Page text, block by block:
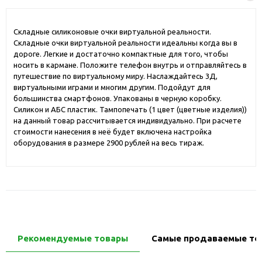
Складные силиконовые очки виртуальной реальности.
Складные очки виртуальной реальности идеальны когда вы в
дороге. Легкие и достаточно компактные для того, чтобы
носить в кармане. Положите телефон внутрь и отправляйтесь в
путешествие по виртуальному миру. Наслаждайтесь 3Д,
виртуальными играми и многим другим. Подойдут для
большинства смартфонов. Упакованы в черную коробку.
Силикон и АБС пластик. Тампопечать (1 цвет (цветные изделия))
на данный товар рассчитывается индивидуально. При расчете
стоимости нанесения в неё будет включена настройка
оборудования в размере 2900 рублей на весь тираж.
Рекомендуемые товары Самые продаваемые